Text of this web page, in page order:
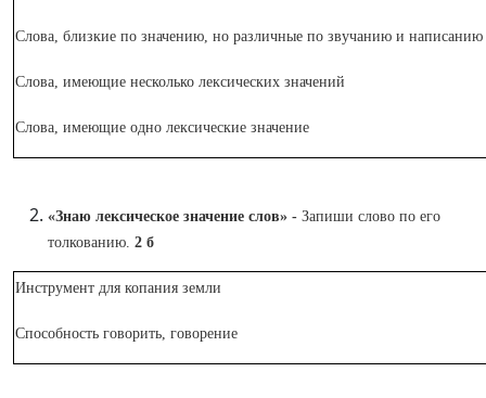
Слова, близкие по значению, но различные по звучанию и написанию
Слова, имеющие несколько лексических значений
Слова, имеющие одно лексические значение
«Знаю лексическое значение слов» - Запиши слово по его
толкованию. 2 б
Инструмент для копания земли
Способность говорить, говорение